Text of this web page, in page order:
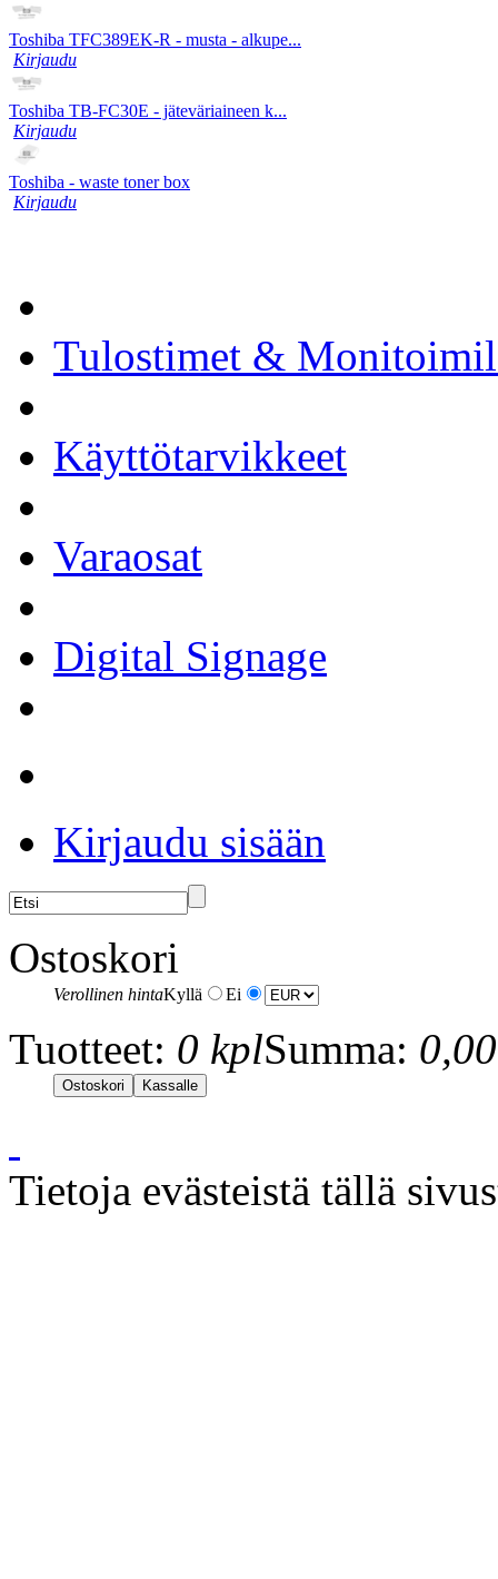
Toshiba TFC389EK-R - musta - alkupe...
Kirjaudu
Toshiba TB-FC30E - jäteväriaineen k...
Kirjaudu
Toshiba - waste toner box
Kirjaudu
Tulostimet &
Käyttötarvikkeet
Varaosat
Digital Signage
Kirjaudu sisään
Ostoskori
Verollinen hintaKyllä Ei
Tuotteet: 0 kplSumma: 0,00
Tietoja evästeistä tällä